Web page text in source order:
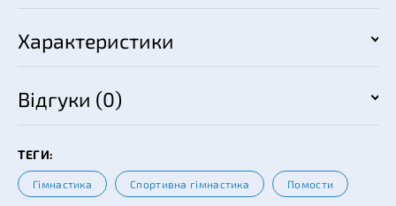
Характеристики
Відгуки (0)
ТЕГИ:
Гімнастика Спортивна гімнастика Помости